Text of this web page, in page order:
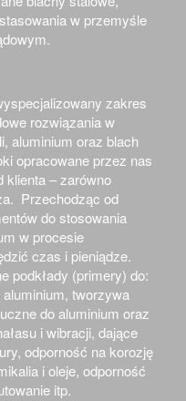
w przemyśle
zakres
rozwiązania w
aluminium oraz blach
opracowane przez nas
klienta – zarówno
Przechodząc od
do stosowania
w procesie
czas i pieniądze.
podkłady (primery) do:
tworzywa
do aluminium oraz
i wibracji, dające
odporność na korozję
i oleje, odporność
itp.